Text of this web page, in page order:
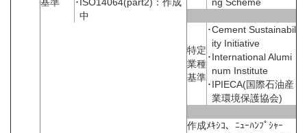
基準
･ISO14064(part2)：作成
中
ng Scheme
特定
業種
基準
･Cement Sustainabil
ity Initiative
･International Alumi
num Institute
･IPIECA(国際石油産
業環境保護協会)
作成ﾒｷｼｺ、ﾆｭｰﾊﾝﾌﾟｼｬｰ